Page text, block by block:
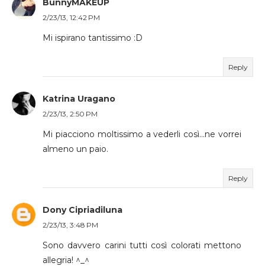
2/23/13, 12:42 PM
Mi ispirano tantissimo :D
Reply
Katrina Uragano
2/23/13, 2:50 PM
Mi piacciono moltissimo a vederli così...ne vorrei
almeno un paio.
Reply
Dony Cipriadiluna
2/23/13, 3:48 PM
Sono davvero carini tutti così colorati mettono
allegria! ^_^